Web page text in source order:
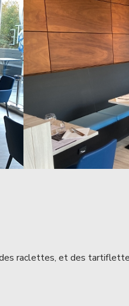
des raclettes, et des